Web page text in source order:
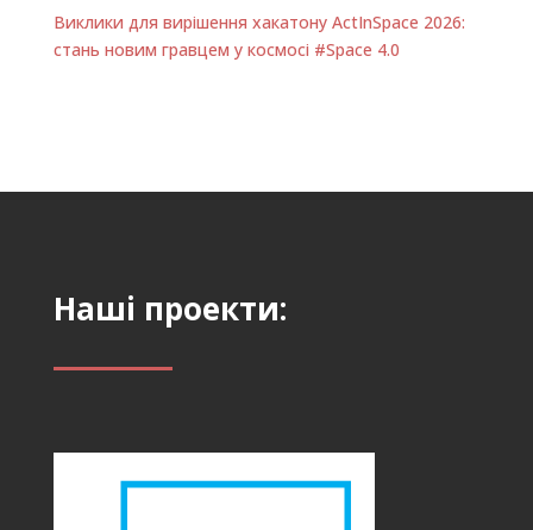
Виклики для вирішення хакатону ActInSpace 2026:
стань новим гравцем у космосі #Space 4.0
Наші проекти: